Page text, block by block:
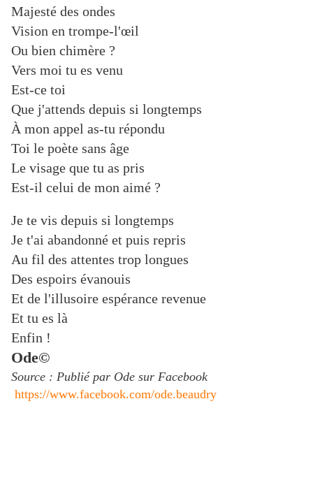
Majesté des ondes
Vision en trompe-l'œil
Ou bien chimère ?
Vers moi tu es venu
Est-ce toi
Que j'attends depuis si longtemps
À mon appel as-tu répondu
Toi le poète sans âge
Le visage que tu as pris
Est-il celui de mon aimé ?
Je te vis depuis si longtemps
Je t'ai abandonné et puis repris
Au fil des attentes trop longues
Des espoirs évanouis
Et de l'illusoire espérance revenue
Et tu es là
Enfin !
Ode©
Source : Publié par Ode sur Facebook
https://www.facebook.com/ode.beaudry